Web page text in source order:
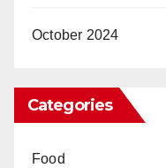
October 2024
Categories
Food